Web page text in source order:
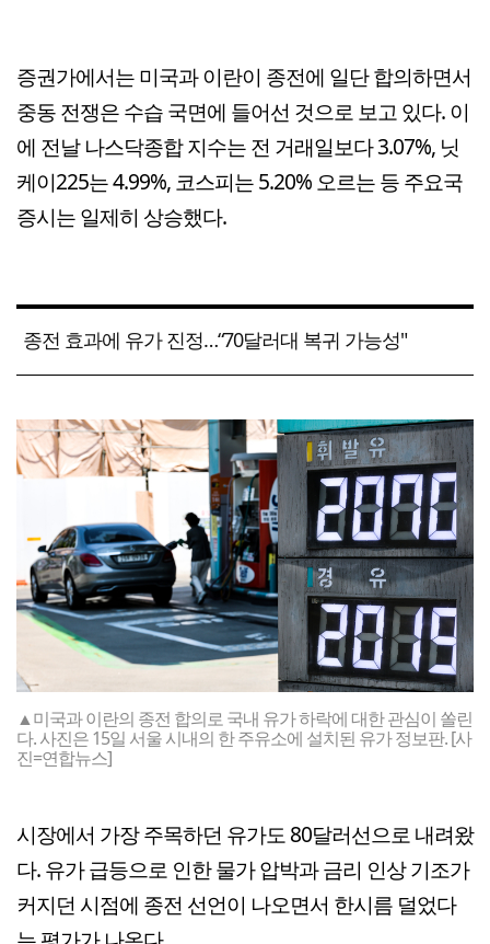
증권가에서는 미국과 이란이 종전에 일단 합의하면서
중동 전쟁은 수습 국면에 들어선 것으로 보고 있다. 이
에 전날 나스닥종합 지수는 전 거래일보다 3.07%, 닛
케이225는 4.99%, 코스피는 5.20% 오르는 등 주요국
증시는 일제히 상승했다.
종전 효과에 유가 진정…“70달러대 복귀 가능성"
▲미국과 이란의 종전 합의로 국내 유가 하락에 대한 관심이 쏠린
다. 사진은 15일 서울 시내의 한 주유소에 설치된 유가 정보판. [사
진=연합뉴스]
시장에서 가장 주목하던 유가도 80달러선으로 내려왔
다. 유가 급등으로 인한 물가 압박과 금리 인상 기조가
커지던 시점에 종전 선언이 나오면서 한시름 덜었다